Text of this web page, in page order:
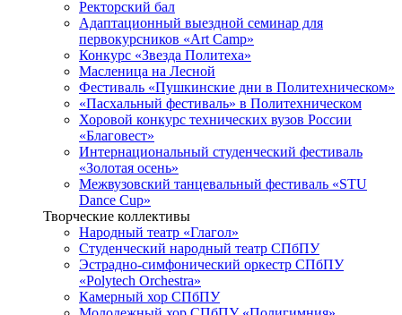
Ректорский бал
Адаптационный выездной семинар для
первокурсников «Art Camp»
Конкурс «Звезда Политеха»
Масленица на Лесной
Фестиваль «Пушкинские дни в Политехническом»
«Пасхальный фестиваль» в Политехническом
Хоровой конкурс технических вузов России
«Благовест»
Интернациональный студенческий фестиваль
«Золотая осень»
Межвузовский танцевальный фестиваль «STU
Dance Cup»
Творческие коллективы
Народный театр «Глагол»
Студенческий народный театр СПбПУ
Эстрадно-симфонический оркестр СПбПУ
«Polytech Orchestra»
Камерный хор СПбПУ